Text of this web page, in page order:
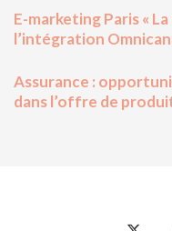
E-marketing Paris «
l’intégration
Assurance :
dans l’offre de